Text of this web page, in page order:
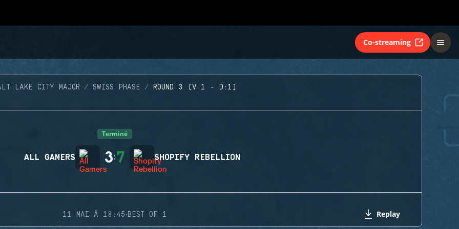
Co-streaming
LAKE CITY MAJOR SWISS PHASE ROUND 3 (V:1 - D:1)
Terminé
ALL GAMERS 3:7 SHOPIFY REBELLION
11 MAI À 18:45·BEST OF 1 Replay